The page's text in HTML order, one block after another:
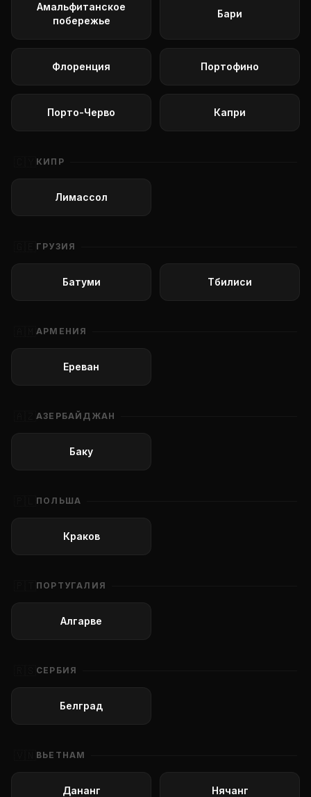
Амальфитанское
побережье
Бари
Флоренция Портофино
Порто-Черво Капри
КИПР
Лимассол
ГРУЗИЯ
Батуми Тбилиси
АРМЕНИЯ
Ереван
АЗЕРБАЙДЖАН
Баку
ПОЛЬША
Краков
ПОРТУГАЛИЯ
Алгарве
СЕРБИЯ
Белград
ВЬЕТНАМ
Дананг Нячанг